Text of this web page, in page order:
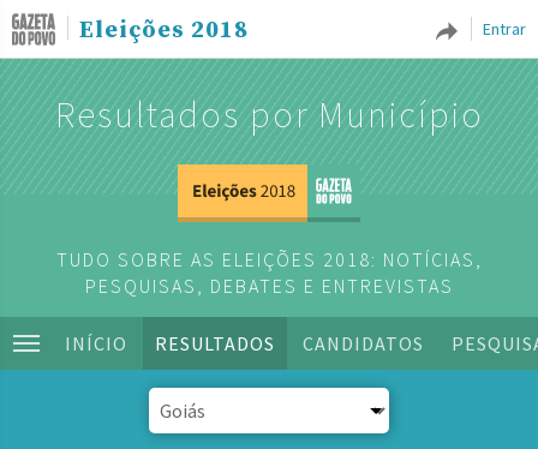
Entrar
Eleições 2018
Resultados por Município
TUDO SOBRE AS ELEIÇÕES 2018: NOTÍCIAS,
PESQUISAS, DEBATES E ENTREVISTAS
INÍCIO RESULTADOS CANDIDATOS